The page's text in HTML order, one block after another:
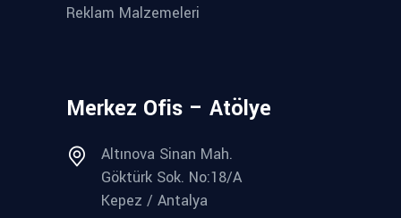
Reklam Malzemeleri
Merkez Ofis – Atölye
Altınova Sinan Mah.
Göktürk Sok. No:18/A
Kepez / Antalya